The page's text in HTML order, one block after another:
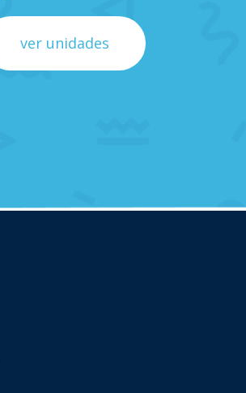
ver unidades